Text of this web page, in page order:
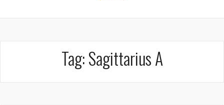
Tag:Sagittarius A